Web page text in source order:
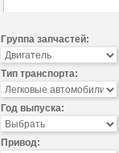
Группа запчастей:
Тип транспорта:
Год выпуска:
Привод: